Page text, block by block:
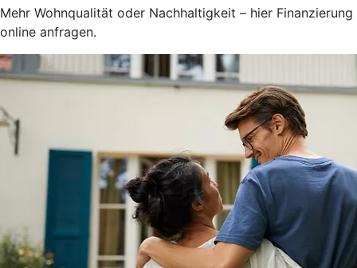
Mehr Wohnqualität oder Nachhaltigkeit – hier Finanzierung
online anfragen.